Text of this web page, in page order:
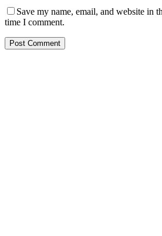
Save my name, email, and website in
time I comment.